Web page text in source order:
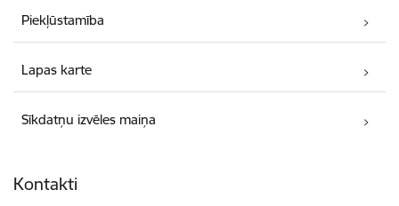
Piekļūstamība
Lapas karte
Sīkdatņu izvēles maiņa
Kontakti